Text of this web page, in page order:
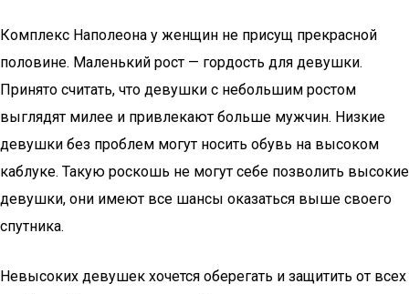
Комплекс Наполеона у женщин не присущ прекрасной
половине. Маленький рост — гордость для девушки.
Принято считать, что девушки с небольшим ростом
выглядят милее и привлекают больше мужчин. Низкие
девушки без проблем могут носить обувь на высоком
каблуке. Такую роскошь не могут себе позволить высокие
девушки, они имеют все шансы оказаться выше своего
спутника.
Невысоких девушек хочется оберегать и защитить от всех